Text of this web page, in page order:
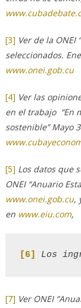
[3] Ver de la ONEI
seleccionados.
www.onei.gob.cu
[4] Ver las
en el trabajo “En
sostenible” Mayo
[5] Los datos que
ONEI “Anuario
www.onei.gob.cu,
en www.eiu.com,
[6] Los
[7] Ver ONEI